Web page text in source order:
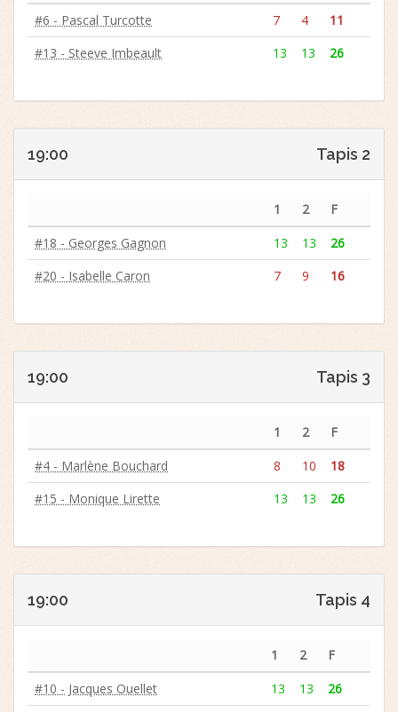
#6 - Pascal Turcotte
7 4
11
#13 - Steeve Imbeault
13 13 26
19:00 Tapis 2
1 2
F
#18 - Georges Gagnon
13 13
26
#20 - Isabelle Caron
7 9 16
19:00 Tapis 3
1 2
F
#4 - Marlène Bouchard
8 10
18
#15 - Monique Lirette
13 13 26
19:00 Tapis 4
1 2
F
#10 - Jacques Ouellet
13 13
26